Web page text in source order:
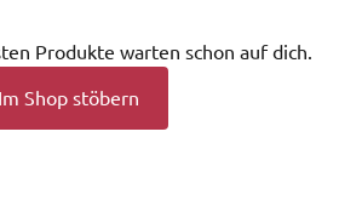
Produkte warten schon auf dich.
Im Shop stöbern